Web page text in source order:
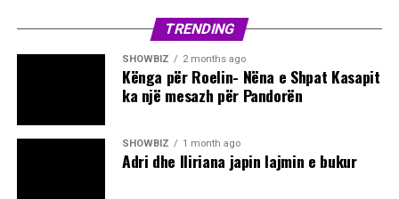
TRENDING
SHOWBIZ 2 months ago
Kënga për Roelin- Nëna e Shpat Kasapit
ka një mesazh për Pandorën
SHOWBIZ 1 month ago
Adri dhe Iliriana japin lajmin e bukur